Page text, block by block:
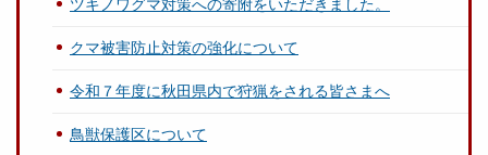
ツキノワグマ対策への寄附をいただきました。
クマ被害防止対策の強化について
令和７年度に秋田県内で狩猟をされる皆さまへ
鳥獣保護区について